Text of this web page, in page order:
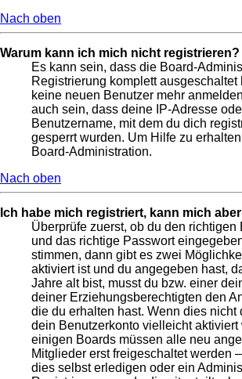
Nach oben
Warum kann ich mich nicht registrieren?
Es kann sein, dass die Board-
Registrierung komplett ausgeschaltet
keine neuen Benutzer mehr
auch sein, dass deine IP-Adresse
Benutzername, mit dem du dich
gesperrt wurden. Um Hilfe zu
Board-Administration.
Nach oben
Ich habe mich registriert, kann mich
Überprüfe zuerst, ob du den richtigen
und das richtige Passwort
stimmen, dann gibt es zwei
aktiviert ist und du angegeben hast,
Jahre alt bist, musst du bzw. einer
deiner Erziehungsberechtigten den
die du erhalten hast. Wenn dies nicht
dein Benutzerkonto vielleicht aktiviert
einigen Boards müssen alle neu
Mitglieder erst freigeschaltet werden
dies selbst erledigen oder ein